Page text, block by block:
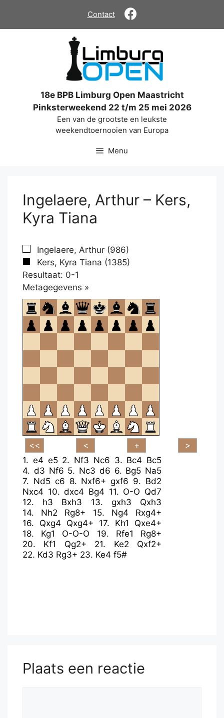
de
Contact
18e BPB Limburg Open Maastricht
Pinksterweekend 22 t/m 25 mei 2026
Een van de grootste en leukste
weekendtoernooien van Europa
Menu
Ingelaere, Arthur – Kers,
Kyra Tiana
Ingelaere, Arthur (986)
Kers, Kyra Tiana (1385)
Resultaat: 0-1
Metagegevens »
om
te
openen.
1. e4 e5 2. Nf3 Nc6 3. Bc4 Bc5
4. d3 Nf6 5. Nc3 d6 6. Bg5 Na5
7. Nd5 c6 8. Nxf6+ gxf6 9. Bd2
Nxc4 10.dxc4 Bg4 11. O-O Qd7
12. h3 Bxh3 13. gxh3
Qxh3
14. Nh2 Rg8+ 15. Ng4
Rxg4+
16. Qxg4 Qxg4+ 17. Kh1
Qxe4+
18. Kg1 O-O-O 19. Rfe1
Rg8+
20. Kf1 Qg2+ 21. Ke2
Qxf2+
22. Kd3 Rg3+ 23. Ke4 f5#
Plaats een reactie